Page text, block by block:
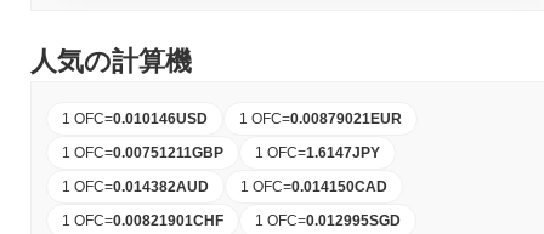
人気の計算機
1 OFC=0.010146USD 1 OFC=0.00879021EUR
1 OFC=0.00751211GBP 1 OFC=1.6147JPY
1 OFC=0.014382AUD 1 OFC=0.014150CAD
1 OFC=0.00821901CHF 1 OFC=0.012995SGD